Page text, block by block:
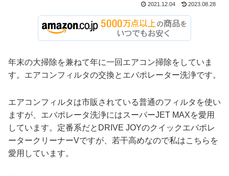
2021.12.04 2023.08.28
年末の大掃除を兼ねて年に一回エアコン掃除をしていま
す。エアコンフィルタの交換とエバポレーター洗浄です。
エアコンフィルタは市販されている普通のフィルタを使い
ますが、エバポレータ洗浄にはスーパーJET MAXを愛用
しています。定番系だとDRIVE JOYのクイックエバポレ
ータークリーナーVですが、若干高めなので私はこちらを
愛用しています。